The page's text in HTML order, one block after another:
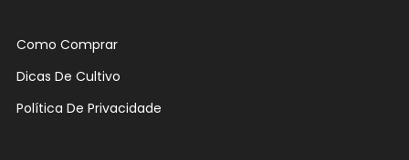
Como Comprar
Dicas De Cultivo
Política De Privacidade